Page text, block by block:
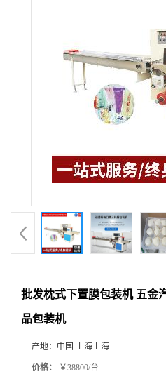
批发枕式下置膜包装机 五金
品包装机
产地： 中国 上海上海
价格： ￥38800/台